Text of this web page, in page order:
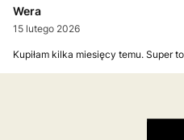
Wera
15 lutego 2026
Kupiłam kilka miesięcy temu. Super